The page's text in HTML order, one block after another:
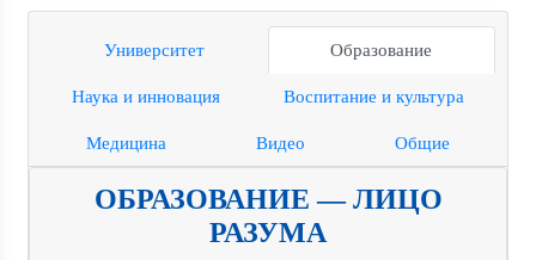
Университет Образование
Наука и инновация Воспитание и культура
Медицина Видео Общие
ОБРАЗОВАНИЕ — ЛИЦО
РАЗУМА